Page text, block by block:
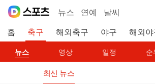
뉴스 연예 날씨
홈 축구 해외축구 야구 해외야
뉴스 영상 일정 순
최신 뉴스